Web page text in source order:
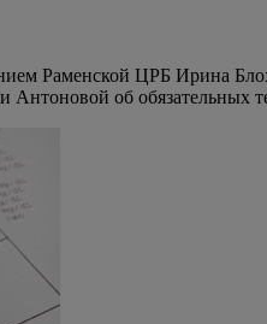
Раменской ЦРБ Ирина
об обязательных